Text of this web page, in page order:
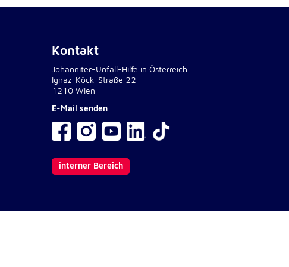
Kontakt
Johanniter-Unfall-Hilfe in Österreich
Ignaz-Köck-Straße 22
1210 Wien
E-Mail senden
interner Bereich